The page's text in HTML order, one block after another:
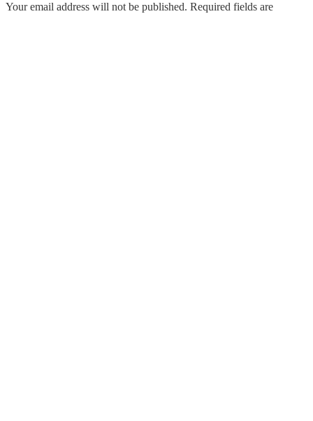
Your email address will not be published. Required fields are